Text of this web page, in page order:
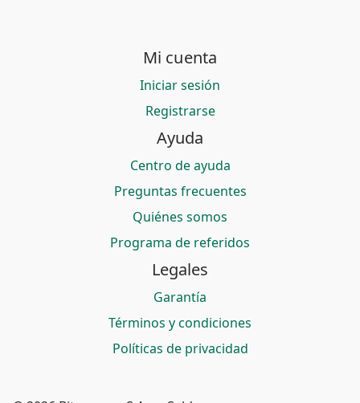
Mi cuenta
Iniciar sesión
Registrarse
Ayuda
Centro de ayuda
Preguntas frecuentes
Quiénes somos
Programa de referidos
Legales
Garantía
Términos y condiciones
Políticas de privacidad